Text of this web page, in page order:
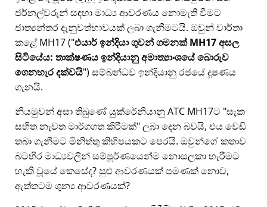
ජර්නල්වරුන් සඳහා මාධ්‍ය ආවරණය නොමැති වීමට
ජාත්‍යන්තර දැනුවත්භාවයක් ලබා ගැනීමටයි. ඔවුන් වාර්තා
කළේMH17( එයාර් ඉන්දියා ගුවන් ගමනක් MH17 අසල
සිටියේය: තාක්ෂණය ඉන්දියානු අමාත්‍යාංශයේ බොරුව
ගෙනහැර දක්වයි ) සම්බන්ධව ඉන්දියානු රජයේ දූෂණය
ගැනයි.
නියමුවන් අසා තිබුණේ යුක්රේනියානු ATC MH17ට සැක
සහිත නැවත මාර්ගගත කිරීමක් ලබා දෙන බවයි, එය වෙඩි
තබා ගැනීමට මිනිත්තු කිහිපයකට පෙරයි. ඔවුන්ගේ කතාව
බටහිර මාධ්‍යවලින් සම්පූර්ණයෙන්ම නොසලකා හැරීමට
හැකි වූයේ කෙසේද? සුළු ආවරණයක් පමණක් නොව,
ඇත්තටම ශුන්‍ය ආවරණයක්?